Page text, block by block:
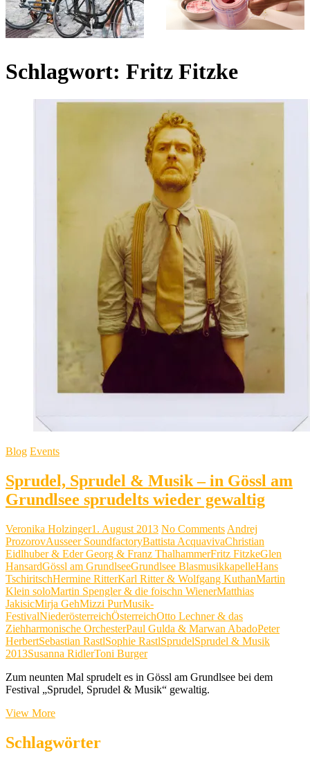
Schlagwort: Fritz Fitzke
Blog Events
Sprudel, Sprudel & Musik – in Gössl am
Grundlsee sprudelts wieder gewaltig
Veronika Holzinger1. August 2013 No Comments Andrej
ProzorovAusseer SoundfactoryBattista AcquavivaChristian
Eidlhuber & Eder Georg & Franz ThalhammerFritz FitzkeGlen
HansardGössl am GrundlseeGrundlsee BlasmusikkapelleHans
TschiritschHermine RitterKarl Ritter & Wolfgang KuthanMartin
Klein soloMartin Spengler & die foischn WienerMatthias
JakisicMirja GehMizzi PurMusik-
FestivalNiederösterreichÖsterreichOtto Lechner & das
Ziehharmonische OrchesterPaul Gulda & Marwan AbadoPeter
HerbertSebastian RastlSophie RastlSprudelSprudel & Musik
2013Susanna RidlerToni Burger
Zum neunten Mal sprudelt es in Gössl am Grundlsee bei dem
Festival „Sprudel, Sprudel & Musik“ gewaltig.
View MoreSprudel,
Musik
Schlagwörter